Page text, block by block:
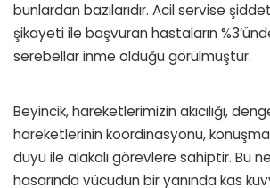
bunlardan bazılarıdır. Acil servise
şikayeti ile başvuran hastaların
serebellar inme olduğu görülmüştür.
Beyincik, hareketlerimizin akıcılığı,
hareketlerinin koordinasyonu,
duyu ile alakalı görevlere sahiptir. Bu
hasarında vücudun bir yanında kas